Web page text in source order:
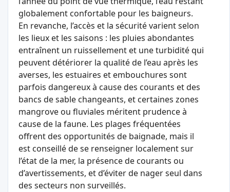
globalement confortable pour les baigneurs.
En revanche, l’accès et la sécurité varient selon
les lieux et les saisons : les pluies abondantes
entraînent un ruissellement et une turbidité qui
peuvent détériorer la qualité de l’eau après les
averses, les estuaires et embouchures sont
parfois dangereux à cause des courants et des
bancs de sable changeants, et certaines zones
mangrove ou fluviales méritent prudence à
cause de la faune. Les plages fréquentées
offrent des opportunités de baignade, mais il
est conseillé de se renseigner localement sur
l’état de la mer, la présence de courants ou
d’avertissements, et d’éviter de nager seul dans
des secteurs non surveillés.